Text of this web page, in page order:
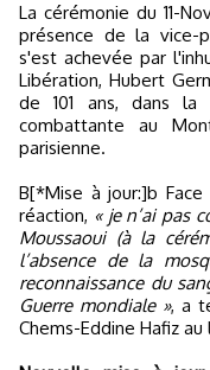
La cérémonie du 11-
présence de la vice-
s'est achevée par
Libération, Hubert
de 101 ans, dans
combattante au
parisienne.
B[*Mise à jour:]b
réaction, « je n’ai pas
Moussaoui (à la
l’absence de la
reconnaissance du
Guerre mondiale », a
Chems-Eddine Hafiz